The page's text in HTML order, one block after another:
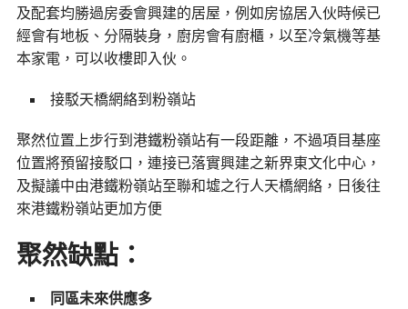
及配套均勝過房委會興建的居屋，例如房協居入伙時候已
經會有地板、分隔裝身，廚房會有廚櫃，以至冷氣機等基
本家電，可以收樓即入伙。​​​
接駁天橋網絡到粉嶺站
聚然位置上步行到港鐵粉嶺站有一段距離，不過項目基座
位置將預留接駁口，連接已落實興建之新界東文化中心，
及擬議中由港鐵粉嶺站至聯和墟之行人天橋網絡，日後往
來港鐵粉嶺站更加方便
聚然缺點：
同區未來供應多